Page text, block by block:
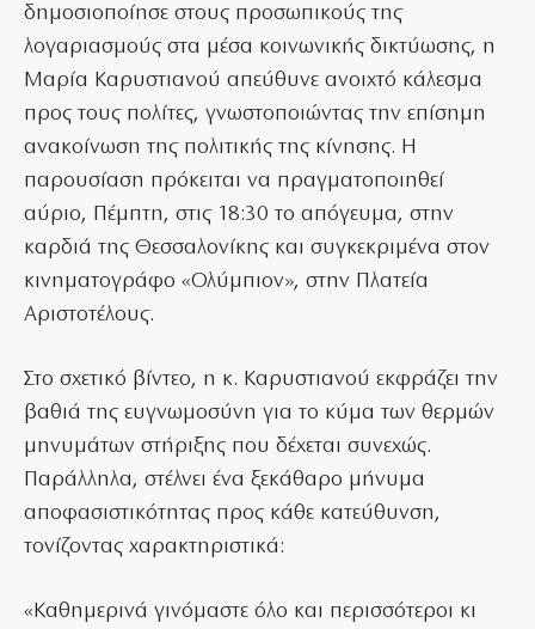
δημοσιοποίησε στους προσωπικούς της
λογαριασμούς στα μέσα κοινωνικής δικτύωσης, η
Μαρία Καρυστιανού απεύθυνε ανοιχτό κάλεσμα
προς τους πολίτες, γνωστοποιώντας την επίσημη
ανακοίνωση της πολιτικής της κίνησης. Η
παρουσίαση πρόκειται να πραγματοποιηθεί
αύριο, Πέμπτη, στις 18:30 το απόγευμα, στην
καρδιά της Θεσσαλονίκης και συγκεκριμένα στον
κινηματογράφο «Ολύμπιον», στην Πλατεία
Αριστοτέλους.
Στο σχετικό βίντεο, η κ. Καρυστιανού εκφράζει την
βαθιά της ευγνωμοσύνη για το κύμα των θερμών
μηνυμάτων στήριξης που δέχεται συνεχώς.
Παράλληλα, στέλνει ένα ξεκάθαρο μήνυμα
αποφασιστικότητας προς κάθε κατεύθυνση,
τονίζοντας χαρακτηριστικά:
«Καθημερινά γινόμαστε όλο και περισσότεροι κι